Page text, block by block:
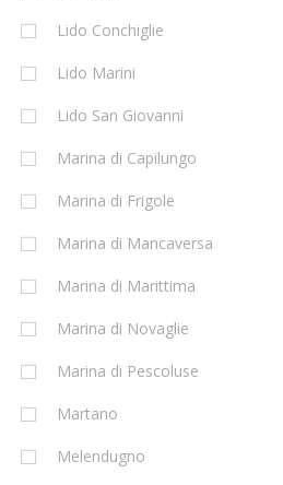
Lido Conchiglie
Lido Marini
Lido San Giovanni
Marina di Capilungo
Marina di Frigole
Marina di Mancaversa
Marina di Marittima
Marina di Novaglie
Marina di Pescoluse
Martano
Melendugno